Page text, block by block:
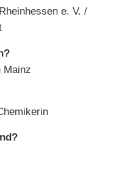
e. V. /
Mainz